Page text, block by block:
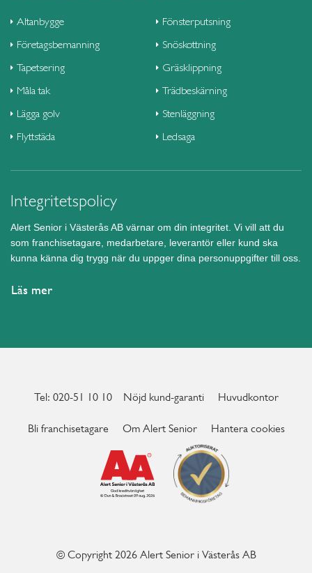
Altanbygge
Företagsbemanning
Tapetsering
Måla tak
Lägga golv
Flyttstäda
Fönsterputsning
Snöskottning
Gräsklippning
Trädbeskärning
Stenläggning
Ledsaga
Integritetspolicy
Alert Senior i Västerås AB värnar om din integritet. Vi vill att du
som franchisetagare, medarbetare, leverantör eller kund ska
kunna känna dig trygg när du uppger dina personuppgifter till oss.
Läs mer
Tel: 020-51 10 10 Nöjd kund-garanti Huvudkontor
Bli franchisetagare Om Alert Senior Hantera cookies
© Copyright 2026 Alert Senior i Västerås AB